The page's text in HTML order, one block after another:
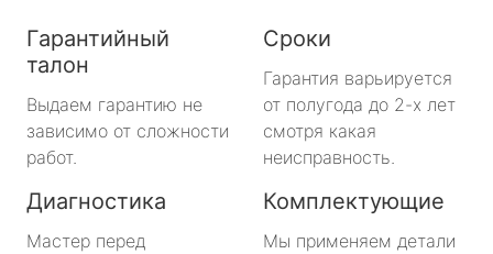
Гарантийный
талон
Выдаем гарантию не
зависимо от сложности
работ.
Сроки
Гарантия варьируется
от полугода до 2-х лет
смотря какая
неисправность.
Диагностика
Мастер перед
Комплектующие
Мы применяем детали